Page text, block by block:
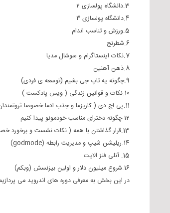
3.دانشگاه پولسازی ۲
4.دانشگاه پولسازی ۳
5.ورزش و تناسب اندام
6.شطرنج
7.نکات اینستاگرام و سوشال مدیا
8.ذهن آهنین
9.چگونه یه تاپ جی بشیم (توسعه ی فردی)
10.نکات و قوانین زندگی ( ویس پادکست )
11.پی اچ دی ( کاریزما و جذب ادما خصوصا ثروتمندان )
12.چگونه دخترای مناسب خودمونو پیدا کنیم
13.قرار گذاشتن با همه ( نکات نشست و برخورد خصوصا با دخترا )
14.ریلیشن شیپ و مدیریت رابطه (godmode)
15. آنلی فنز الایت
16.شروع میلیون دلار و اولین بیزنسش (وبکم)
در این بخش به معرفی دوره های اندروید می